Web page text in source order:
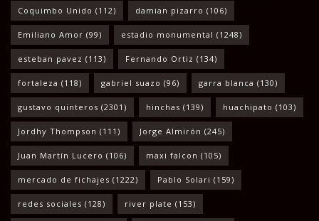
Coquimbo Unido (112) damian pizarro (106)
Emiliano Amor (99) estadio monumental (1248)
esteban pavez (113) Fernando Ortiz (134)
fortaleza (118) gabriel suazo (96) garra blanca (130)
gustavo quinteros (2301) hinchas (139) huachipato (103)
Jordhy Thompson (111) Jorge Almirón (245)
Juan Martín Lucero (106) maxi falcon (105)
mercado de fichajes (1222) Pablo Solari (159)
redes sociales (128) river plate (153)